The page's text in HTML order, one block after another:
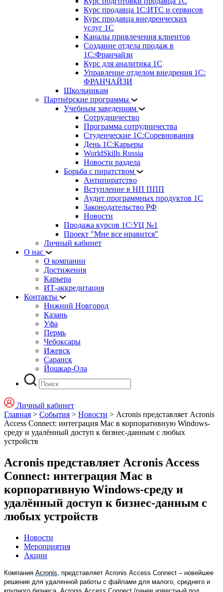
Курс продавца 1С:ИТС и сервисов
Курс продавца внедренческих
услуг 1С
Каналы привлечения клиентов
Создание отдела продаж в
1С:Франчайзи
Курс для аналитика 1С
Управление отделом внедрения 1С:
ФРАНЧАЙЗИ
Школьникам
Партнёрские программы
Учебным заведениям
Сотрудничество
Программа сотрудничества
Студенческие 1С:Соревнования
День 1С:Карьеры
WorldSkills Russia
Новости раздела
Борьба с пиратством
Антипиратство
Вступление в НП ППП
Аудит программных продуктов 1С
Законодательство РФ
Новости
Продажа курсов 1С:УЦ №1
Проект "Мне все нравится"
Личный кабинет
О нас
О компании
Достижения
Карьера
ИТ-аккредитация
Контакты
Нижний Новгород
Казань
Уфа
Пермь
Чебоксары
Ижевск
Саранск
Йошкар-Ола
Личный кабинет
Главная > События > Новости > Acronis представляет Acronis
Access Connect: интеграция Mac в корпоративную Windows-
среду и удалённый доступ к бизнес-данным с любых
устройств
Acronis представляет Acronis Access
Connect: интеграция Mac в
корпоративную Windows-среду и
удалённый доступ к бизнес-данным с
любых устройств
Новости
Мероприятия
Акции
Компания Acronis , представляет Acronis Access Connect – новейшее
решение для удаленной работы с файлами для малого, среднего и